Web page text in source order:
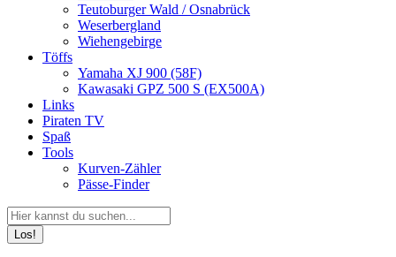
Teutoburger Wald / Osnabrück
Weserbergland
Wiehengebirge
Töffs
Yamaha XJ 900 (58F)
Kawasaki GPZ 500 S (EX500A)
Links
Piraten TV
Spaß
Tools
Kurven-Zähler
Pässe-Finder
Search: